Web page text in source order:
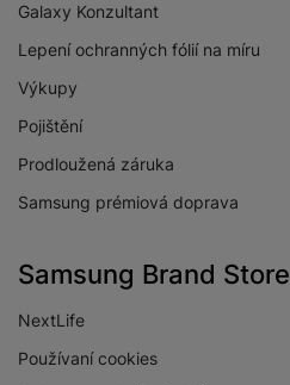
Galaxy Konzultant
Lepení ochranných fólií na míru
Výkupy
Pojištění
Prodloužená záruka
Samsung prémiová doprava
Samsung Brand Store
NextLife
Používaní cookies